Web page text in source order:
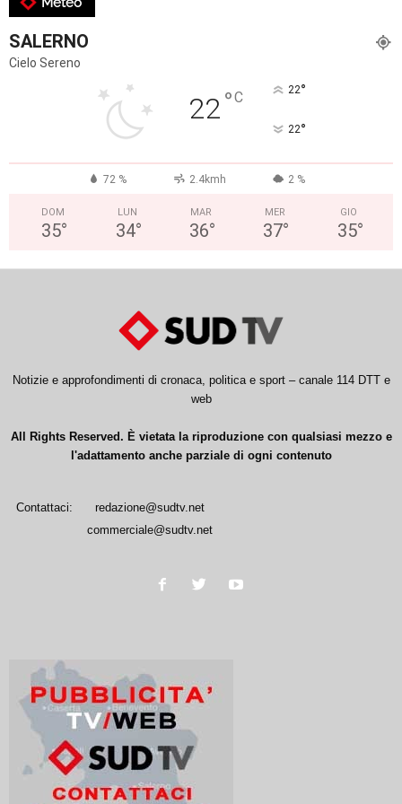
SALERNO
Cielo Sereno
22°C 22°
22°
72 % 2.4kmh 2 %
DOM
35°
LUN
34°
MAR
36°
MER
37°
GIO
35°
Notizie e approfondimenti di cronaca, politica e sport – canale 114 DTT e
web
All Rights Reserved. È vietata la riproduzione con qualsiasi mezzo e
l'adattamento anche parziale di ogni contenuto
Contattaci:
redazione@sudtv.net
commerciale@sudtv.net